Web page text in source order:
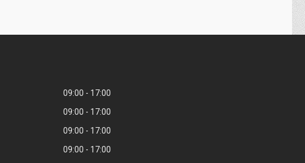
09:00
17:00
09:00
17:00
09:00
17:00
09:00
17:00